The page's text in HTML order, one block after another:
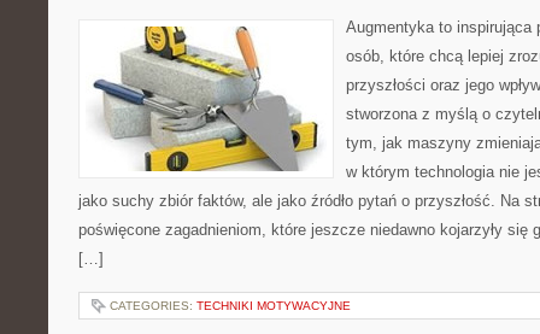
Augmentyka to inspirująca
osób, które chcą lepiej
przyszłości oraz jego
stworzona z myślą o
tym, jak maszyny
w którym technologia nie
jako suchy zbiór faktów, ale jako źródło pytań o przyszłość. Na
poświęcone zagadnieniom, które jeszcze niedawno kojarzyły się
[…]
CATEGORIES: TECHNIKI MOTYWACYJNE